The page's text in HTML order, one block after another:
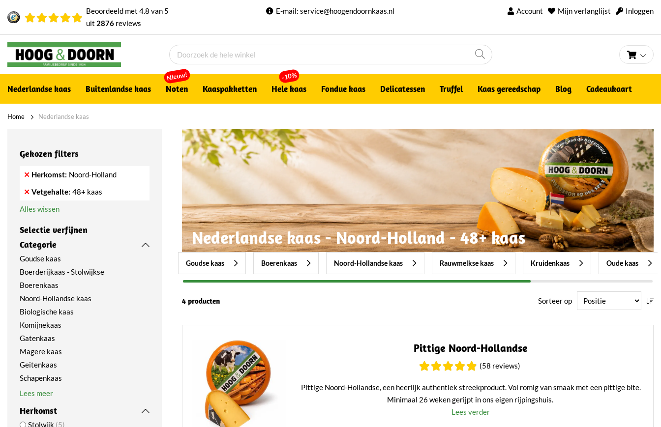
Beoordeeld met 4.8 van 5
uit 2876reviews
E-mail:service@hoogendoornkaas.nl Account Mijn verlanglijst Inloggen
Nederlandse kaas Buitenlandse kaas Noten
Nieuw!
Kaaspakketten Hele kaas
-10%
Fondue kaas Delicatessen Truffel Kaas gereedschap Blog Cadeaukaart
Home Nederlandse kaas
Nederlandse kaas - Noord-Holland - 48+ kaas
Goudse kaas Boerenkaas Noord-Hollandse kaas Rauwmelkse kaas Kruidenkaas Oude kaas
Sorteer op
4 producten
Pittige Noord-Hollandse
(58 reviews)
Pittige Noord-Hollandse, een heerlijk authentiek streekproduct. Vol romig van smaak met een pittige bite.
Minimaal 26 weken gerijpt in ons eigen rijpingshuis.
Lees verder
Gekozen filters
Herkomst Noord-Holland
Vetgehalte 48+ kaas
Alles wissen
Selectie verfijnen
Categorie
Goudse kaas
Boerderijkaas - Stolwijkse
Boerenkaas
Noord-Hollandse kaas
Biologische kaas
Komijnekaas
Gatenkaas
Magere kaas
Geitenkaas
Schapenkaas
Lees meer
Herkomst
Stolwijk 5